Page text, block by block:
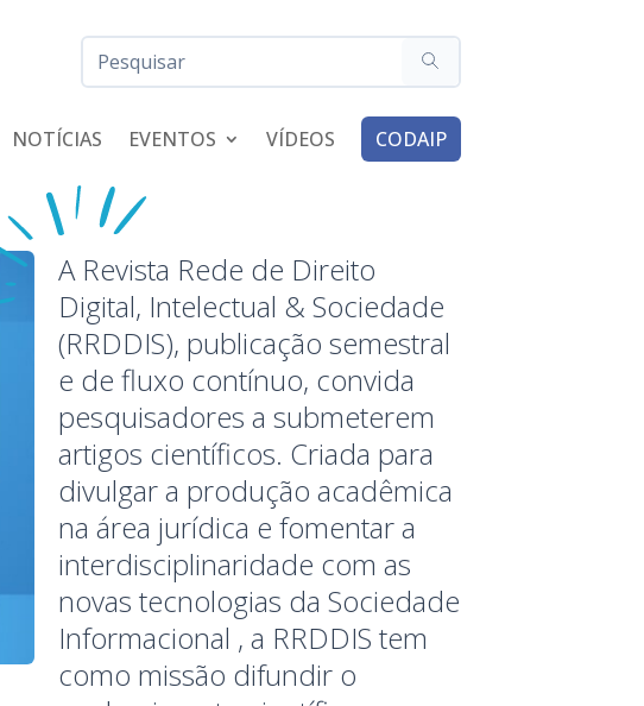
NOTÍCIAS EVENTOS VÍDEOS CODAIP
A Revista Rede de Direito
Digital, Intelectual & Sociedade
(RRDDIS), publicação semestral
e de fluxo contínuo, convida
pesquisadores a submeterem
artigos científicos. Criada para
divulgar a produção acadêmica
na área jurídica e fomentar a
interdisciplinaridade com as
novas tecnologias da Sociedade
Informacional , a RRDDIS tem
como missão difundir o